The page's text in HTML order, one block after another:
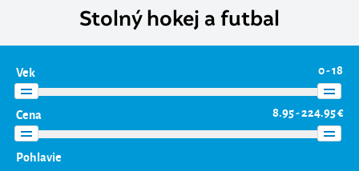
Stolný hokej a futbal
Vek 0 - 18
Cena 8.95 - 224.95 €
Pohlavie